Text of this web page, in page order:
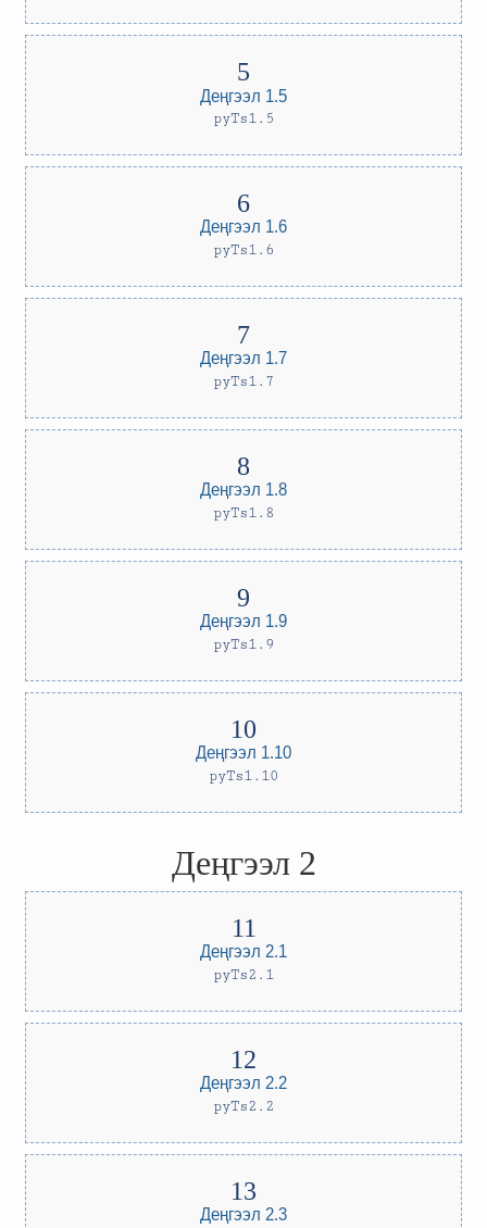
Деңгээл 1.5
pyTs1.5
Деңгээл 1.6
pyTs1.6
Деңгээл 1.7
pyTs1.7
Деңгээл 1.8
pyTs1.8
Деңгээл 1.9
pyTs1.9
Деңгээл 1.10
pyTs1.10
Деңгээл 2
Деңгээл 2.1
pyTs2.1
Деңгээл 2.2
pyTs2.2
Деңгээл 2.3